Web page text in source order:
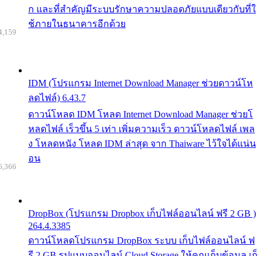
ก และที่สำคัญมีระบบรักษาความปลอดภัยแบบเดียวกับที่ใ
ช้ภายในธนาคารอีกด้วย
IDM (โปรแกรม Internet Download Manager ช่วยดาวน์โห
ลดไฟล์) 6.43.7
ดาวน์โหลด IDM โหลด Internet Download Manager ช่วยโ
หลดไฟล์ เร็วขึ้น 5 เท่า เพิ่มความเร็ว ดาวน์โหลดไฟล์ เพล
ง โหลดหนัง โหลด IDM ล่าสุด จาก Thaiware ไว้ใจได้แน่น
อน
DropBox (โปรแกรม Dropbox เก็บไฟล์ออนไลน์ ฟรี 2 GB )
264.4.3385
ดาวน์โหลดโปรแกรม DropBox ระบบ เก็บไฟล์ออนไลน์ ฟ